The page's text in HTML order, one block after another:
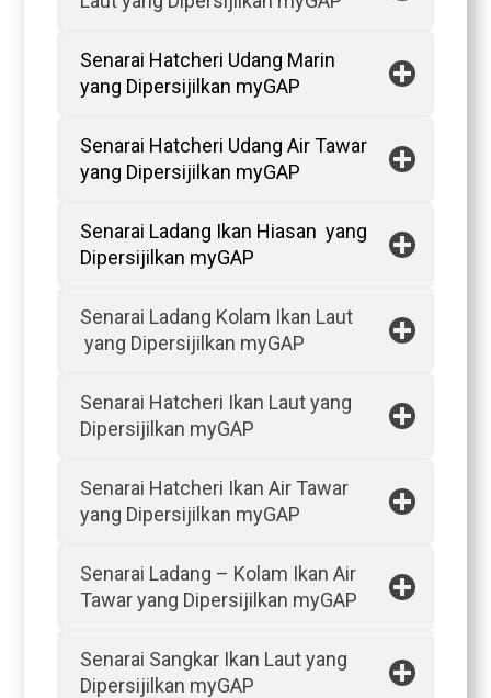
Senarai Hatcheri Udang Marin
yang Dipersijilkan myGAP
Senarai Hatcheri Udang Air Tawar
yang Dipersijilkan myGAP
Senarai Ladang Ikan Hiasan yang
Dipersijilkan myGAP
Senarai Ladang Kolam Ikan Laut
yang Dipersijilkan myGAP
Senarai Hatcheri Ikan Laut yang
Dipersijilkan myGAP
Senarai Hatcheri Ikan Air Tawar
yang Dipersijilkan myGAP
Senarai Ladang – Kolam Ikan Air
Tawar yang Dipersijilkan myGAP
Senarai Sangkar Ikan Laut yang
Dipersijilkan myGAP